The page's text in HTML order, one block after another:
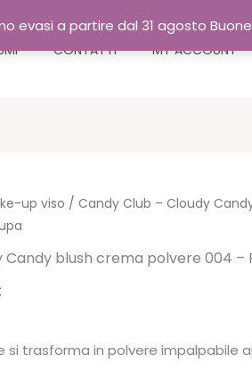
evasi a partire dal 31 agosto
CONTATTI MY ACCOUNT
up viso / Candy Club – Cloudy
Candy blush crema polvere 004 –
Il
attuale
si trasforma in polvere impalpabile